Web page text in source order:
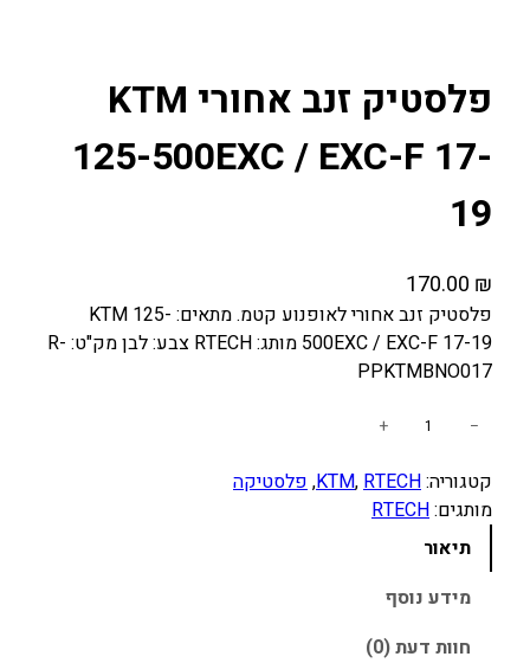
פלסטיק זנב אחורי KTM
125-500EXC / EXC-F 17-
19
170.00 ₪
פלסטיק זנב אחורי לאופנוע קטמ. מתאים: KTM 125-
500EXC / EXC-F 17-19 מותג: RTECH צבע: לבן מק"ט: R-
PPKTMBNO017
ו
ת
ל
−
+
קטגוריה: KTM, RTECH
, פלסטיקה
מותגים:RTECH
תיאור
מידע נוסף
חוות דעת (0)